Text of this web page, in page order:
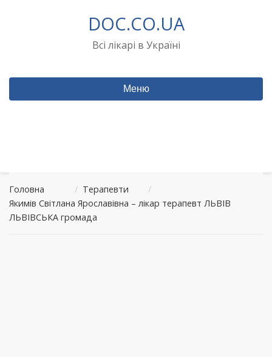
DOC.CO.UA
Всі лікарі в Україні
Меню
Головна / Терапевти
/
Якимів Світлана Ярославівна – лікар терапевт ЛЬВІВ
ЛЬВІВСЬКА громада